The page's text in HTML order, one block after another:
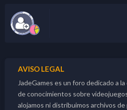
AVISO LEGAL
JadeGames es un foro dedicado a
de conocimientos sobre
alojamos ni distribuimos archivos